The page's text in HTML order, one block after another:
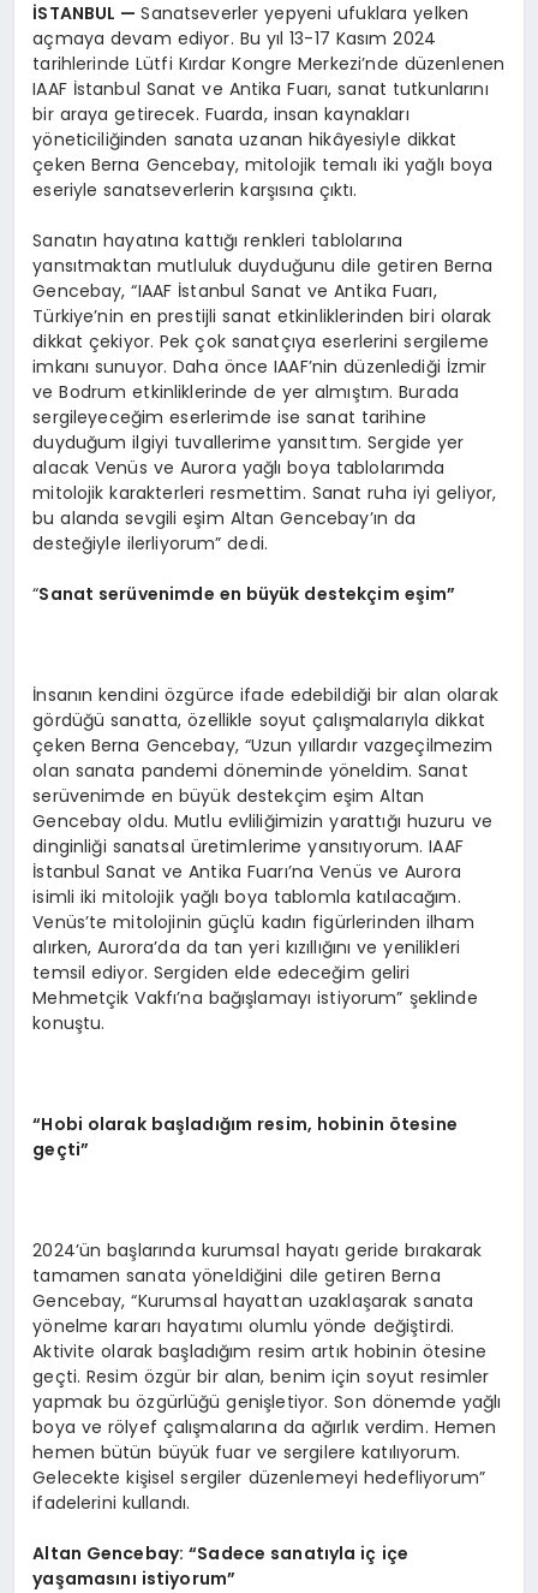
İSTANBUL —Sanatseverler yepyeni ufuklara yelken
açmaya devam ediyor. Bu yıl 13-17 Kasım 2024
tarihlerinde Lütfi Kırdar Kongre Merkezi’nde düzenlenen
IAAF İstanbul Sanat ve Antika Fuarı, sanat tutkunlarını
bir araya getirecek. Fuarda, insan kaynakları
yöneticiliğinden sanata uzanan hikâyesiyle dikkat
çeken Berna Gencebay, mitolojik temalı iki yağlı boya
eseriyle sanatseverlerin karşısına çıktı.
Sanatın hayatına kattığı renkleri tablolarına
yansıtmaktan mutluluk duyduğunu dile getiren Berna
Gencebay, “IAAF İstanbul Sanat ve Antika Fuarı,
Türkiye’nin en prestijli sanat etkinliklerinden biri olarak
dikkat çekiyor. Pek çok sanatçıya eserlerini sergileme
imkanı sunuyor. Daha önce IAAF’nin düzenlediği İzmir
ve Bodrum etkinliklerinde de yer almıştım. Burada
sergileyeceğim eserlerimde ise sanat tarihine
duyduğum ilgiyi tuvallerime yansıttım. Sergide yer
alacak Venüs ve Aurora yağlı boya tablolarımda
mitolojik karakterleri resmettim. Sanat ruha iyi geliyor,
bu alanda sevgili eşim Altan Gencebay’ın da
desteğiyle ilerliyorum” dedi.
“Sanat serüvenimde en büyük destekçim eşim”
İnsanın kendini özgürce ifade edebildiği bir alan olarak
gördüğü sanatta, özellikle soyut çalışmalarıyla dikkat
çeken Berna Gencebay, “Uzun yıllardır vazgeçilmezim
olan sanata pandemi döneminde yöneldim. Sanat
serüvenimde en büyük destekçim eşim Altan
Gencebay oldu. Mutlu evliliğimizin yarattığı huzuru ve
dinginliği sanatsal üretimlerime yansıtıyorum. IAAF
İstanbul Sanat ve Antika Fuarı’na Venüs ve Aurora
isimli iki mitolojik yağlı boya tablomla katılacağım.
Venüs’te mitolojinin güçlü kadın figürlerinden ilham
alırken, Aurora’da da tan yeri kızıllığını ve yenilikleri
temsil ediyor. Sergiden elde edeceğim geliri
Mehmetçik Vakfı’na bağışlamayı istiyorum” şeklinde
konuştu.
“Hobi olarak başladığım resim, hobinin ötesine
geçti”
2024’ün başlarında kurumsal hayatı geride bırakarak
tamamen sanata yöneldiğini dile getiren Berna
Gencebay, “Kurumsal hayattan uzaklaşarak sanata
yönelme kararı hayatımı olumlu yönde değiştirdi.
Aktivite olarak başladığım resim artık hobinin ötesine
geçti. Resim özgür bir alan, benim için soyut resimler
yapmak bu özgürlüğü genişletiyor. Son dönemde yağlı
boya ve rölyef çalışmalarına da ağırlık verdim. Hemen
hemen bütün büyük fuar ve sergilere katılıyorum.
Gelecekte kişisel sergiler düzenlemeyi hedefliyorum”
ifadelerini kullandı.
Altan Gencebay: “Sadece sanatıyla iç içe
yaşamasını istiyorum”